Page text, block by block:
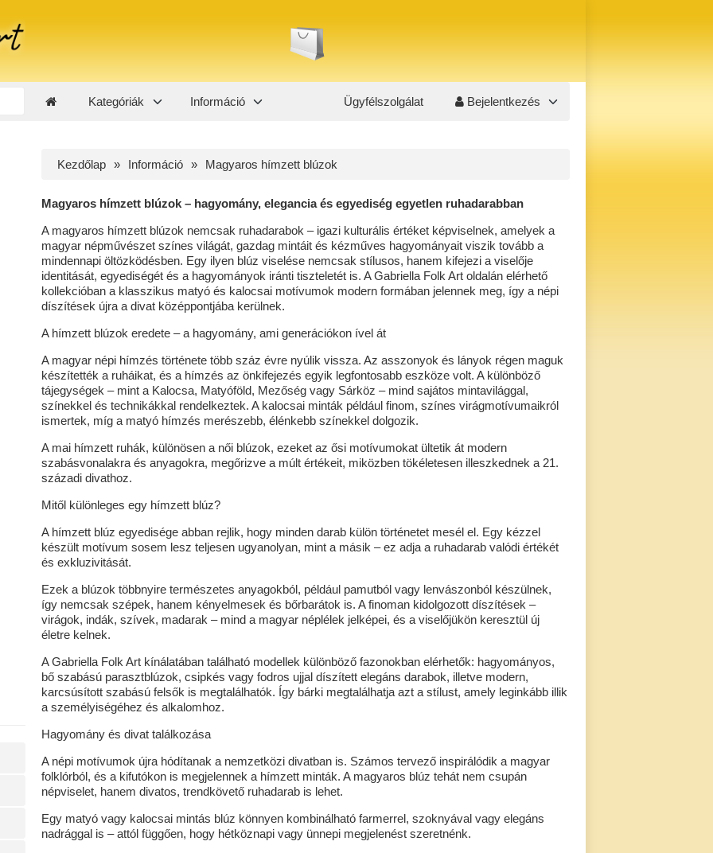
Kategóriák Információ Ügyfélszolgálat Bejelentkezés
Kezdőlap Információ Magyaros hímzett blúzok
Magyaros hímzett blúzok – hagyomány, elegancia és egyediség egyetlen ruhadarabban
A magyaros hímzett blúzok nemcsak ruhadarabok – igazi kulturális értéket képviselnek, amelyek a
magyar népművészet színes világát, gazdag mintáit és kézműves hagyományait viszik tovább a
mindennapi öltözködésben. Egy ilyen blúz viselése nemcsak stílusos, hanem kifejezi a viselője
identitását, egyediségét és a hagyományok iránti tiszteletét is. A Gabriella Folk Art oldalán elérhető
kollekcióban a klasszikus matyó és kalocsai motívumok modern formában jelennek meg, így a népi
díszítések újra a divat középpontjába kerülnek.
A hímzett blúzok eredete – a hagyomány, ami generációkon ível át
A magyar népi hímzés története több száz évre nyúlik vissza. Az asszonyok és lányok régen maguk
készítették a ruháikat, és a hímzés az önkifejezés egyik legfontosabb eszköze volt. A különböző
tájegységek – mint a Kalocsa, Matyóföld, Mezőség vagy Sárköz – mind sajátos mintavilággal,
színekkel és technikákkal rendelkeztek. A kalocsai minták például finom, színes virágmotívumaikról
ismertek, míg a matyó hímzés merészebb, élénkebb színekkel dolgozik.
A mai hímzett ruhák, különösen a női blúzok, ezeket az ősi motívumokat ültetik át modern
szabásvonalakra és anyagokra, megőrizve a múlt értékeit, miközben tökéletesen illeszkednek a 21.
századi divathoz.
Mitől különleges egy hímzett blúz?
A hímzett blúz egyedisége abban rejlik, hogy minden darab külön történetet mesél el. Egy kézzel
készült motívum sosem lesz teljesen ugyanolyan, mint a másik – ez adja a ruhadarab valódi értékét
és exkluzivitását.
Ezek a blúzok többnyire természetes anyagokból, például pamutból vagy lenvászonból készülnek,
így nemcsak szépek, hanem kényelmesek és bőrbarátok is. A finoman kidolgozott díszítések –
virágok, indák, szívek, madarak – mind a magyar néplélek jelképei, és a viselőjükön keresztül új
életre kelnek.
A Gabriella Folk Art kínálatában található modellek különböző fazonokban elérhetők: hagyományos,
bő szabású parasztblúzok, csipkés vagy fodros ujjal díszített elegáns darabok, illetve modern,
karcsúsított szabású felsők is megtalálhatók. Így bárki megtalálhatja azt a stílust, amely leginkább illik
a személyiségéhez és alkalomhoz.
Hagyomány és divat találkozása
A népi motívumok újra hódítanak a nemzetközi divatban is. Számos tervező inspirálódik a magyar
folklórból, és a kifutókon is megjelennek a hímzett minták. A magyaros blúz tehát nem csupán
népviselet, hanem divatos, trendkövető ruhadarab is lehet.
Egy matyó vagy kalocsai mintás blúz könnyen kombinálható farmerrel, szoknyával vagy elegáns
nadrággal is – attól függően, hogy hétköznapi vagy ünnepi megjelenést szeretnénk.